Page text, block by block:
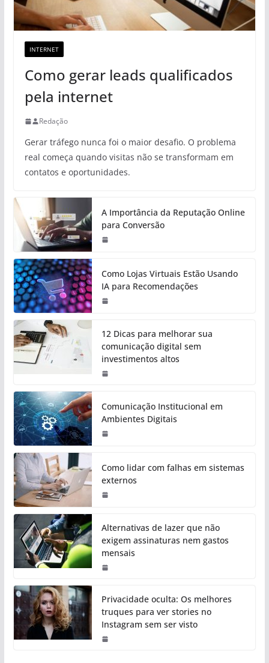
INTERNET
Como gerar leads qualificados
pela internet
Redação
Gerar tráfego nunca foi o maior desafio. O problema
real começa quando visitas não se transformam em
contatos e oportunidades.
A Importância da Reputação Online
para Conversão
Como Lojas Virtuais Estão Usando
IA para Recomendações
12 Dicas para melhorar sua
comunicação digital sem
investimentos altos
Comunicação Institucional em
Ambientes Digitais
Como lidar com falhas em sistemas
externos
Alternativas de lazer que não
exigem assinaturas nem gastos
mensais
Privacidade oculta: Os melhores
truques para ver stories no
Instagram sem ser visto